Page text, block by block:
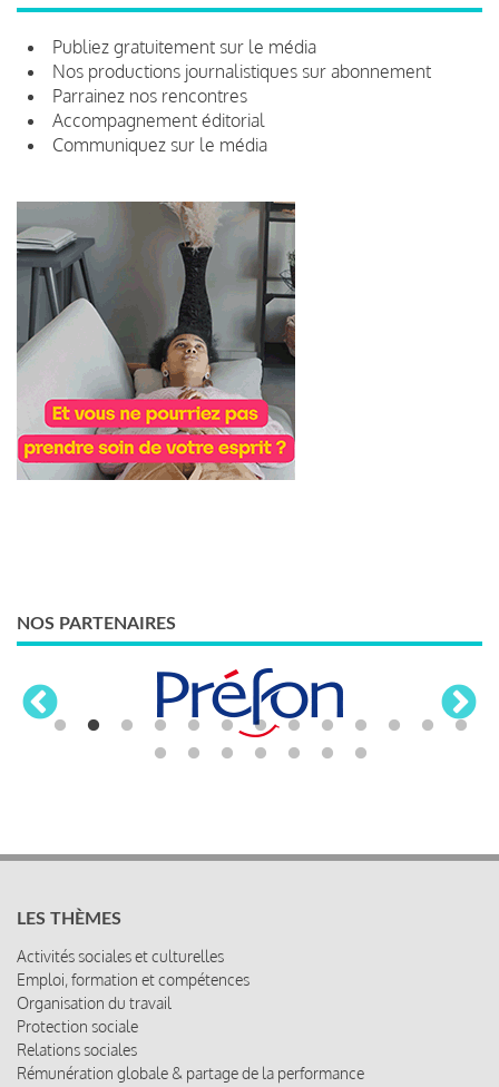
Publiez gratuitement sur le média
Nos productions journalistiques sur abonnement
Parrainez nos rencontres
Accompagnement éditorial
Communiquez sur le média
NOS PARTENAIRES
LES THÈMES
Activités sociales et culturelles
Emploi, formation et compétences
Organisation du travail
Protection sociale
Relations sociales
Rémunération globale & partage de la performance